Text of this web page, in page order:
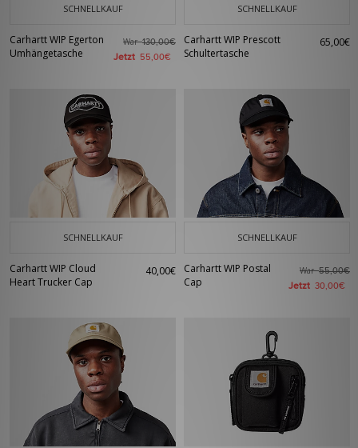
SCHNELLKAUF
Carhartt WIP Egerton
Umhängetasche
War130,00€
Jetzt 55,00€
SCHNELLKAUF
Carhartt WIP Prescott
Schultertasche
65,00€
SCHNELLKAUF
Carhartt WIP Cloud
Heart Trucker Cap
40,00€
SCHNELLKAUF
Carhartt WIP Postal
Cap
War55,00€
Jetzt 30,00€